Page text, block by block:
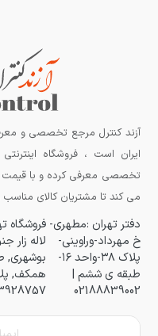
آزند کنترل مرجع تخصصی و
ایران است ، فروشگاه
تخصصی معرفی کرده و با قیمت
می کند تا مشتریان کالای مناسب
دفتر تهران :مطهری-
خ مهرداد-وراوینی-
پلاک ۳۸-واحد ۱۶-
طبقه ی ششم |
02188839002
فروشگاه
لاله زار
بوشهری,
همکف,